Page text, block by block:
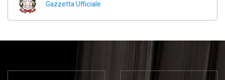
Gazzetta Ufficiale